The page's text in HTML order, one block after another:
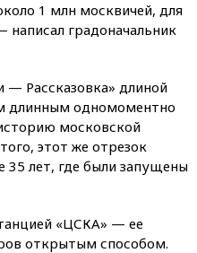
1 млн москвичей, для
градоначальник
Рассказовка» длиной
длинным одномоментно
московской
этот же отрезок
35 лет, где были запущены
«ЦСКА» — ее
открытым способом.